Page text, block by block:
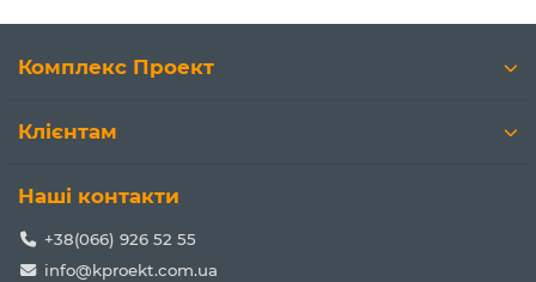
Комплекс Проект
Клієнтам
Наші контакти
+38(066) 926 52 55
info@kproekt.com.ua